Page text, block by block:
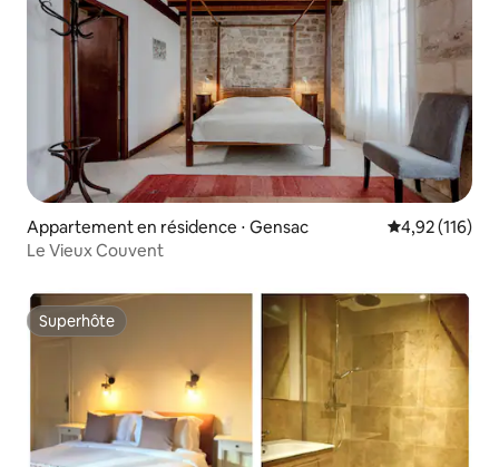
Appartement en résidence ⋅ Gensac Évaluation
4,92 (116)
Le Vieux Couvent
Superhôte
Superhôte